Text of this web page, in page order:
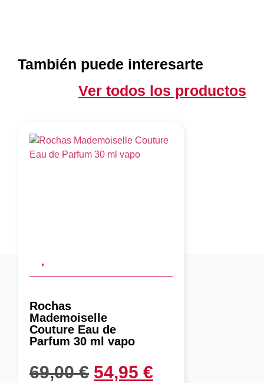
También puede interesarte
Ver todos los productos
Rochas
Mademoiselle
Couture Eau de
Parfum 30 ml vapo
69,00€ 54,95 €